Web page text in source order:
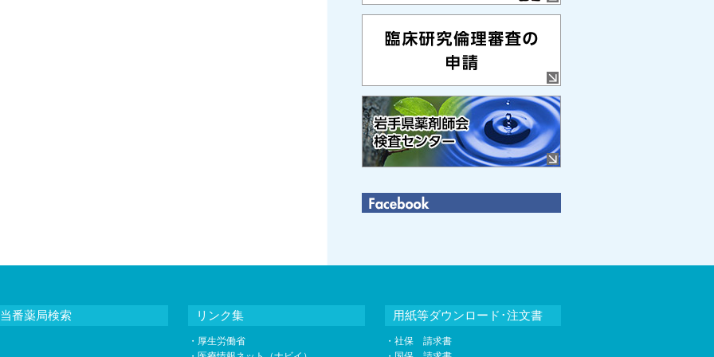
当番薬局検索 リンク集
・ 厚生労働省
用紙等ダウンロード･注文書
・社保 請求書